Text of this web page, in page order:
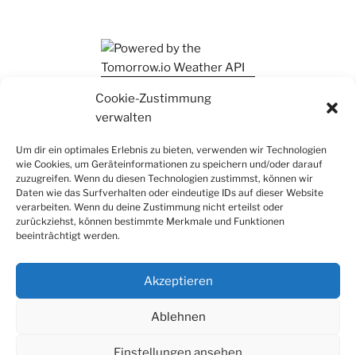
Cookie-Zustimmung
verwalten
Um dir ein optimales Erlebnis zu bieten, verwenden wir Technologien
wie Cookies, um Geräteinformationen zu speichern und/oder darauf
zuzugreifen. Wenn du diesen Technologien zustimmst, können wir
Daten wie das Surfverhalten oder eindeutige IDs auf dieser Website
verarbeiten. Wenn du deine Zustimmung nicht erteilst oder
zurückziehst, können bestimmte Merkmale und Funktionen
beeinträchtigt werden.
Akzeptieren
Ablehnen